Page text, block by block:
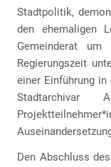
Stadtpolitik,
den ehemaligen
Gemeinderat um
Regierungszeit
einer Einführung
Stadtarchivar
Den Abschluss